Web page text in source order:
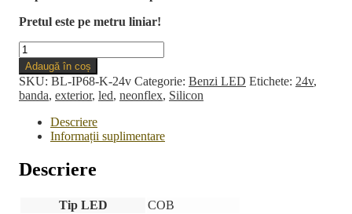
Pretul este pe metru liniar!
Cantitate
Banda
LED
Neonflex
10m
Adaugă în coș
SKU: BL-IP68-K-24v Categorie: Benzi LED Etichete: 24v,
banda, exterior, led, neonflex, Silicon
Descriere
Informații suplimentare
Descriere
Tip LED
COB